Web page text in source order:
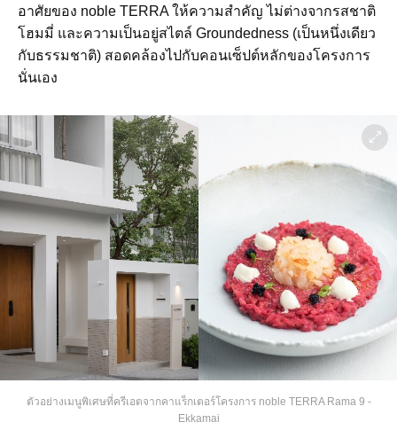
อาศัยของ noble TERRA ให้ความสำคัญ ไม่ต่างจากรสชาติ
โฮมมี่ และความเป็นอยู่สไตล์ Groundedness (เป็นหนึ่งเดียว
กับธรรมชาติ) สอดคล้องไปกับคอนเซ็ปต์หลักของโครงการ
นั่นเอง
ตัวอย่างเมนูพิเศษที่ครีเอตจากคาแร็กเตอร์โครงการ noble TERRA Rama 9 -
Ekkamai